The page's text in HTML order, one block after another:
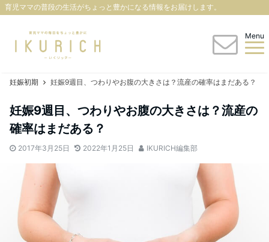
育児ママの普段の生活がちょっと豊かになる情報をお届けします。
Menu
妊娠初期 妊娠9週目、つわりやお腹の大きさは？流産の確率はまだある？
妊娠9週目、つわりやお腹の大きさは？流産の
確率はまだある？
2017年3月25日 2022年1月25日 IKURICH編集部